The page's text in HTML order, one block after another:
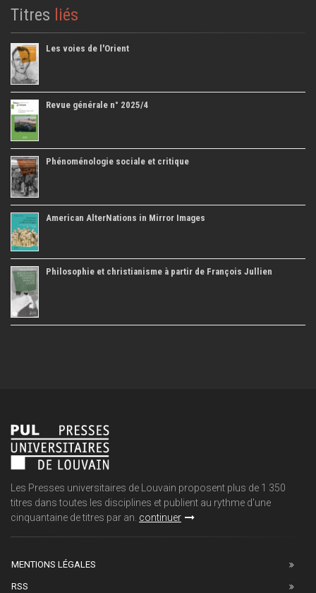
Titres liés
Les voies de l'Orient
Revue générale n° 2025/4
Phénoménologie sociale et critique
American AlterNations in Mirror Images
Philosophie et christianisme à partir de François Jullien
Les Presses universitaires de Louvain proposent plus de 1 350
titres dans toutes les disciplines et publient au rythme d'une
cinquantaine de titres par an. continuer
MENTIONS LÉGALES
RSS